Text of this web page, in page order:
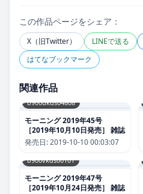
この作品ページをシェア：
X（旧Twitter） LINEで送る
はてなブックマーク
関連作品
b900ukds04808
モーニング 2019年45号
［2019年10月10日発売］ 雑誌
発売日:2019-10-10 00:03:07
b900vkds00101
モーニング 2019年47号
［2019年10月24日発売］ 雑誌